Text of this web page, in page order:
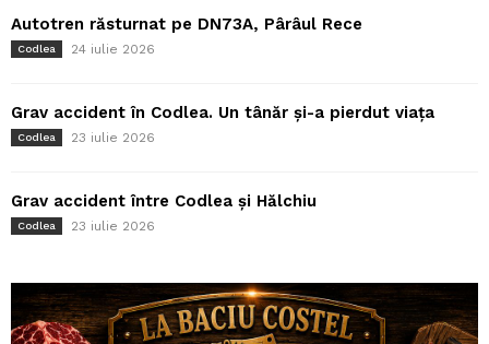
Autotren răsturnat pe DN73A, Pârâul Rece
Codlea 24 iulie 2026
Grav accident în Codlea. Un tânăr și-a pierdut viața
Codlea 23 iulie 2026
Grav accident între Codlea și Hălchiu
Codlea 23 iulie 2026